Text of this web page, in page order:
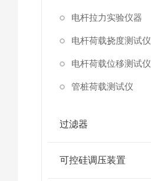
电杆拉力实验仪器
电杆荷载挠度测试仪
电杆荷载位移测试仪
管桩荷载测试仪
过滤器
可控硅调压装置